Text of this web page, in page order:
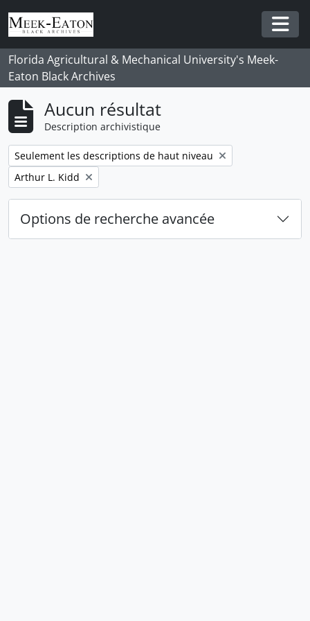
Skip to main content
Florida Agricultural & Mechanical University's Meek-
Eaton Black Archives
Aucun résultat
Description archivistique
Remove filter:
Seulement les descriptions de haut niveau
Remove filter:
Arthur L. Kidd
Options de recherche avancée